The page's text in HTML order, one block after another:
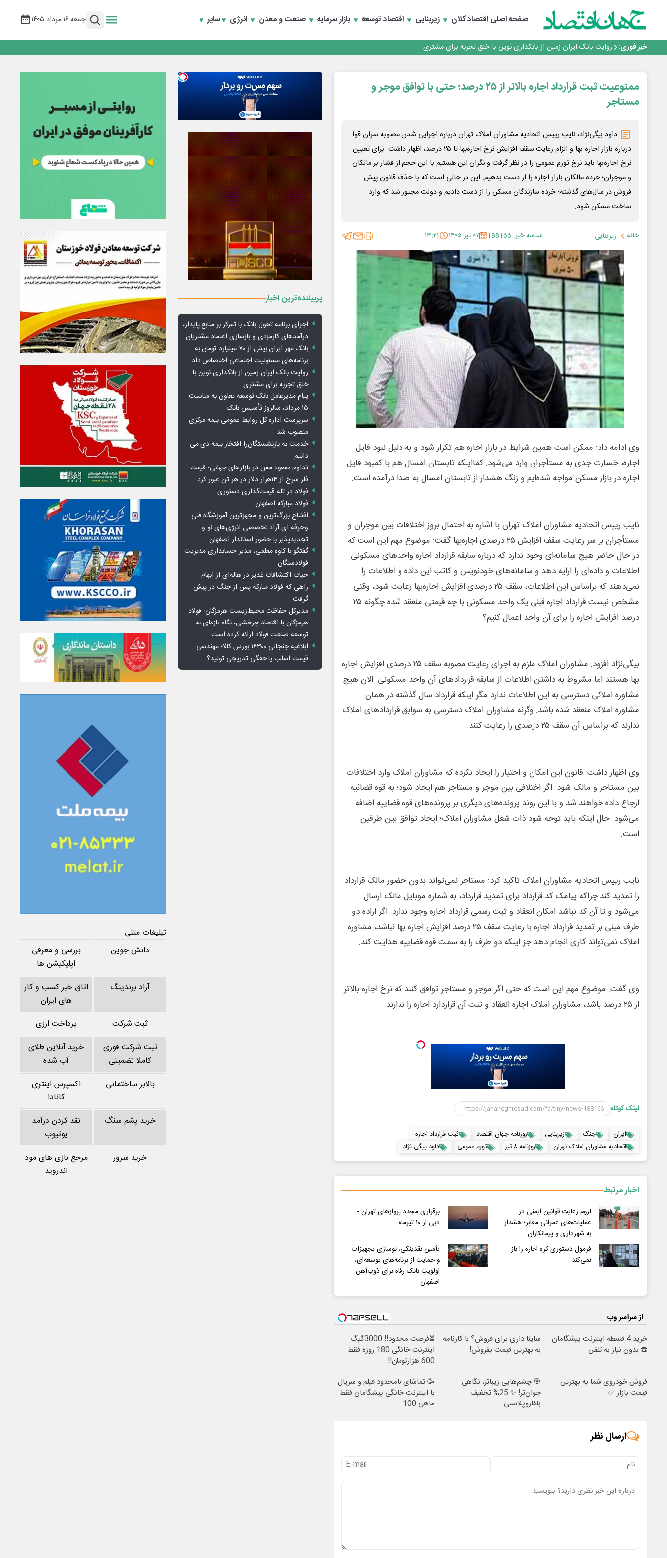
صفحه اصلیاقتصاد کلان زیربنایی اقتصاد توسعه بازار سرمایه صنعت و معدن انرژی سایر جمعه ۱۶ مرداد ۱۴۰۵
خبر فوری:
سرپرست اداره کل روابط عمومی بیمه مرکزی منصوب شد
اجرای برنامه تحول بانک با تمرکز بر منابع پایدار، درآمدهای کارمزدی و بازسازی اعتماد مشتریان
روایت بانک ایران زمین از بانکداری نوین با خلق تجربه برای مشتری
پیام مدیرعامل بانک توسعه تعاون به مناسبت ۱۵ مرداد، سالروز تأسیس بانک
سرپرست اداره کل روابط عمومی بیمه مرکزی منصوب شد
اجرای برنامه تحول بانک با تمرکز بر منابع پایدار، درآمدهای کارمزدی و بازسازی اعتماد مشتریان
بانک مهر ایران بیش از ۷۰ میلیارد تومان به برنامه‌های مسئولیت اجتماعی اختصاص داد
ممنوعیت ثبت قرارداد اجاره بالاتر از ۲۵ درصد؛ حتی با توافق موجر و
مستاجر
داود بیگی‌نژاد، نایب رییس اتحادیه مشاوران املاک تهران درباره اجرایی شدن مصوبه سران قوا
درباره بازار اجاره بها و الزام رعایت سقف افزایش نرخ اجاره‌بها تا ٢۵ درصد، اظهار داشت: برای تعیین
نرخ اجاره‌بها باید نرخ تورم عمومی را در نظر گرفت و نگران این هستیم با این حجم از فشار بر مالکان
و موجران؛ خرده مالکان بازار اجاره را از دست بدهیم. این در حالی است که با حذف قانون پیش
فروش در سال‌های گذشته؛ خرده سازندگان مسکن را از دست دادیم و دولت مجبور شد که وارد
ساخت مسکن شود.
خانه زیربنایی شناسه خبر: 188166 ۰۷ تیر ۱۴۰۵ ۱۳:۲۱
وی ادامه داد: ممکن است همین شرایط در بازار اجاره هم تکرار شود و به دلیل نبود فایل
اجاره، خسارت جدی به مستأجران وارد می‌شود. کمااینکه تابستان امسال هم با کمبود فایل
اجاره در بازار مسکن مواجه شده‌ایم و زنگ هشدار از تابستان امسال به صدا درآمده است.
نایب رییس اتحادیه مشاوران املاک تهران با اشاره به احتمال بروز اختلافات بین موجران و
مستأجران بر سر رعایت سقف افزایش ٢۵ درصدی اجاره‌بها گفت: موضوع مهم این است که
در حال حاضر هیچ سامانه‌ای وجود ندارد که درباره سابقه قرارداد اجاره واحد‌های مسکونی
اطلاعات و داده‌ای را ارایه دهد و سامانه‌های خودنویس و کاتب این داده و اطلاعات را
نمی‌دهند که براساس این اطلاعات، سقف ٢۵ درصدی افزایش اجاره‌بها رعایت شود، وقتی
مشخص نیست قرارداد اجاره قبلی یک واحد مسکونی با چه قیمتی منعقد شده چگونه ٢۵
درصد افزایش اجاره را برای آن واحد اعمال کنیم؟
بیگی‌نژاد افزود: مشاوران املاک ملزم به اجرای رعایت مصوبه سقف ٢۵ درصدی افزایش اجاره
بها هستند اما مشروط به داشتن اطلاعات از سابقه قراردادهای آن واحد مسکونی. الان هیچ
مشاوره املاکی دسترسی به این اطلاعات ندارد مگر اینکه قرارداد سال گذشته در همان
مشاوره املاک منعقد شده باشد. وگرنه مشاوران املاک دسترسی به سوابق قراردادهای املاک
ندارند که براساس آن سقف ٢۵ درصدی را رعایت کنند.
وی اظهار داشت: قانون این امکان و اختیار را ایجاد نکرده که مشاوران املاک وارد اختلافات
بین مستاجر و مالک شود. اگر اختلافی بین موجر و مستاجر هم ایجاد شود؛ به قوه قضائیه
ارجاع داده خواهند شد و با این روند پرونده‌های دیگری بر پرونده‌های قوه قضاییه اضافه
می‌شود. حال اینکه باید توجه شود ذات شغل مشاوران املاک؛ ایجاد توافق بین طرفین
است.
نایب رییس اتحادیه مشاوران املاک تاکید کرد: مستاجر نمی‌تواند بدون حضور مالک قرارداد
را تمدید کند چراکه پیامک کد قرارداد برای تمدید قرارداد، به شماره موبایل مالک ارسال
می‌شود و تا آن کد نباشد امکان انعقاد و ثبت رسمی قرارداد اجاره وجود ندارد. اگر اراده دو
طرف مبنی بر تمدید قرارداد اجاره با رعایت سقف ٢۵ درصد افزایش اجاره بها نباشد، مشاوره
املاک نمی‌تواند کاری انجام دهد جز اینکه دو طرف را به سمت قوه قضاییه هدایت کند.
وی گفت: موضوع مهم این است که حتی اگر موجر و مستاجر توافق کنند که نرخ اجاره بالاتر
از ٢۵ درصد باشد، مشاوران املاک اجازه انعقاد و ثبت آن قراردارد اجاره را ندارند.
لینک کوتاه
ایران جنگ زیربنایی روزنامه جهان اقتصاد
ثبت قرارداد اجاره
اتحادیه مشاوران املاک تهران
روزنامه ۸ تیر تورم عمومی داود بیگی نژاد
اخبار مرتبط
لزوم رعایت قوانین ایمنی در
عملیات‌های عمرانی معابر؛ هشدار
به شهرداری و پیمانکاران
برقراری مجدد پروازهای تهران -
دبی از ۱۰ تیرماه
فرمول دستوری گره اجاره را باز
نمی‌کند
تأمین نقدینگی، نوسازی تجهیزات
و حمایت از برنامه‌های توسعه‌ای،
اولویت بانک رفاه برای ذوب‌آهن
اصفهان
از سراسر وب
خرید 4 قسطه اینترنت پیشگامان
☎️ بدون نیاز به تلفن
ساینا داری برای فروش؟ با کارنامه
به بهترین قیمت بفروش!
⏳فرصت محدود!! 3000گیگ
اینترنت خانگی 180 روزه فقط
600 هزارتومان!!
فروش خودروی شما به بهترین
قیمت بازار ✅
🎯 چشم‌هایی زیباتر، نگاهی
جوان‌تر! ✨ 25% تخفیف
بلفاروپلاستی
🥳 تماشای نامحدود فیلم و سریال
با اینترنت خانگی پیشگامان فقط
ماهی 100
ارسال نظر
پربیننده‌ترین اخبار
اجرای برنامه تحول بانک با تمرکز بر منابع پایدار،
درآمدهای کارمزدی و بازسازی اعتماد مشتریان
بانک مهر ایران بیش از ۷۰ میلیارد تومان به
برنامه‌های مسئولیت اجتماعی اختصاص داد
روایت بانک ایران زمین از بانکداری نوین با
خلق تجربه برای مشتری
پیام مدیرعامل بانک توسعه تعاون به مناسبت
۱۵ مرداد، سالروز تأسیس بانک
سرپرست اداره کل روابط عمومی بیمه مرکزی
منصوب شد
خدمت به بازنشستگان‌را افتخار بیمه دی می
دانیم
تداوم صعود مس در بازارهای جهانی؛ قیمت
فلز سرخ از ۱۴هزار دلار در هر تن عبور کرد
فولاد در تله قیمت‌گذاری دستوری
فولاد مبارکه اصفهان
افتتاح بزرگ‌ترین و مجهزترین آموزشگاه فنی
وحرفه ای آزاد تخصصی انرژی‌های نو و
تجدیدپذیر با حضور استاندار اصفهان
گفتگو با کاوه معلمی، مدیر حسابداری مدیریت
فولادسنگان
حیات اکتشافات غدیر در هاله‌ای از ابهام
راهی که فولاد مبارکه پس از جنگ در پیش
گرفت
مدیرکل حفاظت محیط‌زیست هرمزگان: فولاد
هرمزگان با اقتصاد چرخشی، نگاه تازه‌ای به
توسعه صنعت فولاد ارائه کرده است
ابلاغیه جنجالی ۱۶۳۰۰ بورس کالا؛ مهندسی
قیمت اسلب یا خفگی تدریجی تولید؟
تبلیغات متنی
دانش جوین
بررسی و معرفی
اپلیکیشن ها
آراد برندینگ
اتاق خبر کسب و کار
های ایران
ثبت شرکت
پرداخت ارزی
ثبت شرکت فوری
کاملا تضمینی
خرید آنلاین طلای
آب شده
بالابر ساختمانی
اکسپرس اینتری
کانادا
خرید پشم سنگ
نقد کردن درآمد
یوتیوب
خرید سرور
مرجع بازی های مود
اندروید